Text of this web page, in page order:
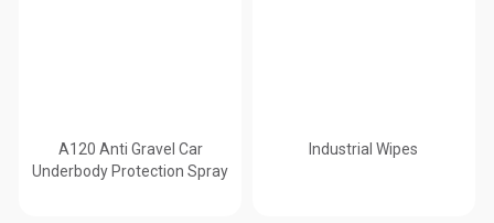
A120 Anti Gravel Car
Underbody Protection Spray
Industrial Wipes